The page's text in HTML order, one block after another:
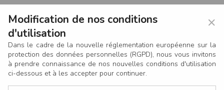
×
Modification de nos conditions
d'utilisation
Dans le cadre de la nouvelle réglementation européenne sur la
protection des données personnelles (RGPD), nous vous invitons
à prendre connaissance de nos nouvelles conditions d'utilisation
ci-dessous et à les accepter pour continuer.